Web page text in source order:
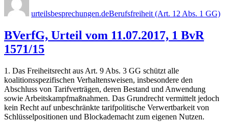
urteilsbesprechungen.deBerufsfreiheit (Art. 12 Abs. 1 GG)
BVerfG, Urteil vom 11.07.2017, 1 BvR
1571/15
1. Das Freiheitsrecht aus Art. 9 Abs. 3 GG schützt alle
koalitionsspezifischen Verhaltensweisen, insbesondere den
Abschluss von Tarifverträgen, deren Bestand und Anwendung
sowie Arbeitskampfmaßnahmen. Das Grundrecht vermittelt jedoch
kein Recht auf unbeschränkte tarifpolitische Verwertbarkeit von
Schlüsselpositionen und Blockademacht zum eigenen Nutzen.